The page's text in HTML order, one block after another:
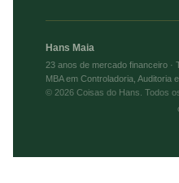
Hans Maia
23 anos de mercado financeiro ·
MBA em Controladoria, Auditoria
© 2026 Coisas do Hans. Todos